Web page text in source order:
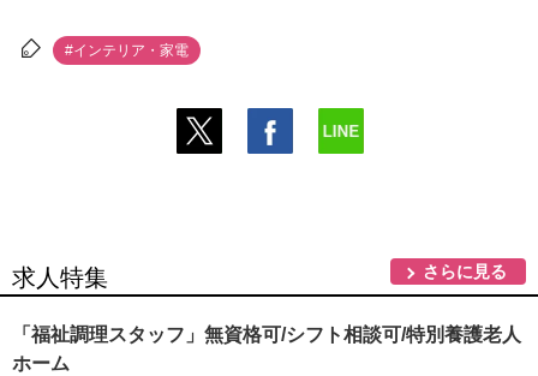
#インテリア・家電
求人特集 さらに見る
「福祉調理スタッフ」無資格可/シフト相談可/特別養護老人
ホーム